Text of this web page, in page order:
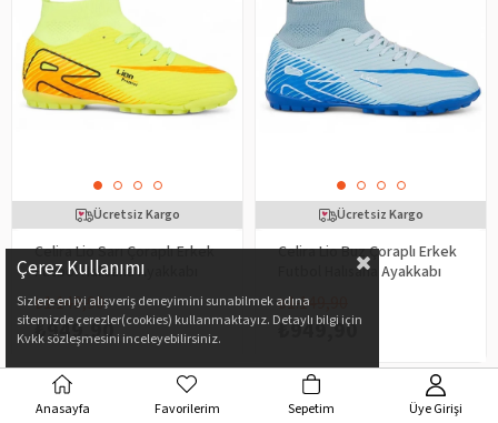
Celira Lio Sarı Çoraplı Erkek
Futbol Halısaha Ayakkabı
₺949,90
₺1.149,90
Ücretsiz Kargo
Celira Lio Buz Çoraplı Erkek
Futbol Halısaha Ayakkabı
₺949,90
₺1.149,90
Ücretsiz Kargo
%17 %20
Çerez Kullanımı
Sizlere en iyi alışveriş deneyimini sunabilmek adına
sitemizde çerezler(cookies) kullanmaktayız. Detaylı bilgi için
Kvkk sözleşmesini inceleyebilirsiniz.
Anasayfa Favorilerim Sepetim Üye Girişi